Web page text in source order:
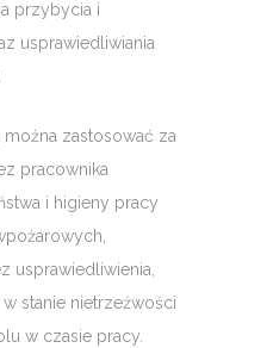
przybycia i
usprawiedliwiania
zastosować za
pracownika
i higieny pracy
usprawiedliwienia,
stanie nietrzeźwości
w czasie pracy.